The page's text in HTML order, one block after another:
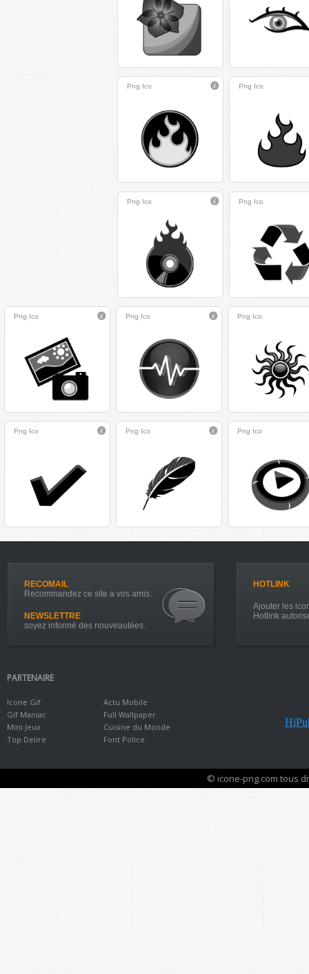
Png Ico Png Ico
Png Ico Png Ico
Png Ico Png Ico Png Ico
Png Ico Png Ico Png Ico
RECOMAIL
Recommandez ce site a vos amis.
NEWSLETTRE
soyez informé des nouveautées.
HOTLINK
Ajouter les
Hotlink
PARTENAIRE
Icone Gif
Gif Maniac
Mini Jeux
Top Delire
Actu Mobile
Full Wallpaper
Cuisine du Monde
Font Police
© icone-png.com tous